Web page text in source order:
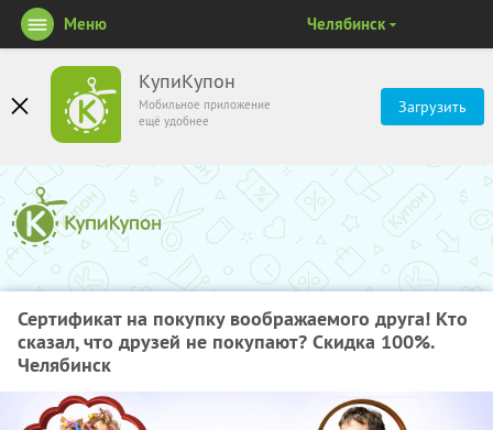
КупиКупон
Мобильное приложение
ещё удобнее
Загрузить
Меню Челябинск
Сертификат на покупку воображаемого друга! Кто
сказал, что друзей не покупают? Скидка 100%.
Челябинск